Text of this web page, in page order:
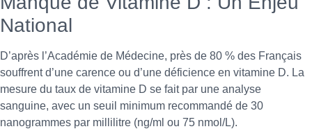
National
D’après l’Académie de Médecine, près de 80 % des Français
souffrent d’une carence ou d’une déficience en vitamine D. La
mesure du taux de vitamine D se fait par une analyse
sanguine, avec un seuil minimum recommandé de 30
nanogrammes par millilitre (ng/ml ou 75 nmol/L).